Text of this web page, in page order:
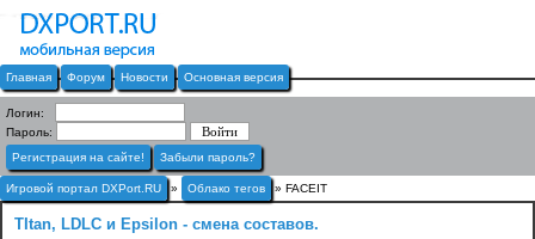
Главная Форум Новости Основная версия
Логин:
Пароль:
Регистрация на сайте!
Забыли пароль?
Игровой портал DXPort.RU » Облако тегов » FACEIT
TItan, LDLC и Epsilon - смена составов.